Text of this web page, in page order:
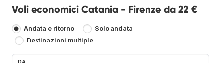
Voli economici Catania - Firenze da 22 €
Andata e ritorno
Solo andata
Destinazioni multiple
DA